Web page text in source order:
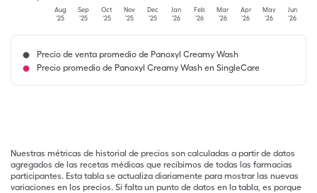
Aug
'25
Sep
'25
Oct
'25
Nov
'25
Dec
'25
Jan
'26
Feb
'26
Mar
'26
Apr
'26
May
'26
Jun
'26
Precio de venta promedio de Panoxyl Creamy Wash
Precio promedio de Panoxyl Creamy Wash en SingleCare
Nuestras métricas de historial de precios son calculadas a partir de datos
agregados de las recetas médicas que recibimos de todas las farmacias
participantes. Esta tabla se actualiza diariamente para mostrar las nuevas
variaciones en los precios. Si falta un punto de datos en la tabla, es porque